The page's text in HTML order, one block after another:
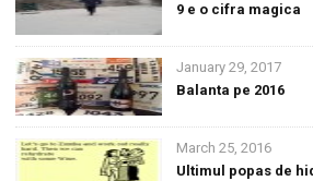
9 e o cifra magica
January 29, 2017
Balanta pe 2016
March 25, 2016
Ultimul popas de